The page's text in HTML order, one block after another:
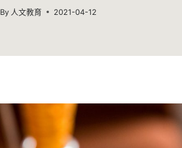
By 人文教育 2021-04-12